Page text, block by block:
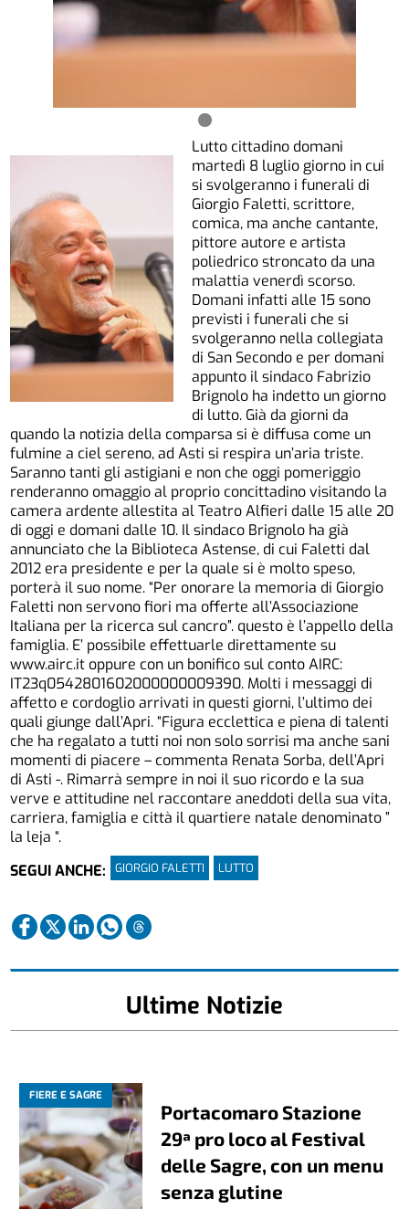
Lutto cittadino domani
martedì 8 luglio giorno in cui
si svolgeranno i funerali di
Giorgio Faletti, scrittore,
comica, ma anche cantante,
pittore autore e artista
poliedrico stroncato da una
malattia venerdì scorso.
Domani infatti alle 15 sono
previsti i funerali che si
svolgeranno nella collegiata
di San Secondo e per domani
appunto il sindaco Fabrizio
Brignolo ha indetto un giorno
di lutto. Già da giorni da
quando la notizia della comparsa si è diffusa come un
fulmine a ciel sereno, ad Asti si respira un’aria triste.
Saranno tanti gli astigiani e non che oggi pomeriggio
renderanno omaggio al proprio concittadino visitando la
camera ardente allestita al Teatro Alfieri dalle 15 alle 20
di oggi e domani dalle 10. Il sindaco Brignolo ha già
annunciato che la Biblioteca Astense, di cui Faletti dal
2012 era presidente e per la quale si è molto speso,
porterà il suo nome. “Per onorare la memoria di Giorgio
Faletti non servono fiori ma offerte all’Associazione
Italiana per la ricerca sul cancro”. questo è l’appello della
famiglia. E’ possibile effettuarle direttamente su
www.airc.it oppure con un bonifico sul conto AIRC:
IT23q0542801602000000009390. Molti i messaggi di
affetto e cordoglio arrivati in questi giorni, l’ultimo dei
quali giunge dall’Apri. “Figura ecclettica e piena di talenti
che ha regalato a tutti noi non solo sorrisi ma anche sani
momenti di piacere – commenta Renata Sorba, dell’Apri
di Asti -. Rimarrà sempre in noi il suo ricordo e la sua
verve e attitudine nel raccontare aneddoti della sua vita,
carriera, famiglia e città il quartiere natale denominato ”
la leja “.
SEGUI ANCHE:
GIORGIO FALETTI LUTTO
Ultime Notizie
FIERE E SAGRE
Portacomaro Stazione
29ª pro loco al Festival
delle Sagre, con un menu
senza glutine